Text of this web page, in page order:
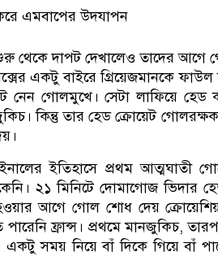
এমবাপের উদযাপন
থেকে দাপট দেখালেও তাদের আগে
একটু বাইরে গ্রিয়েজমানকে
নেন গোলমুখে। সেটা লাফিয়ে হেড
কিন্তু তার হেড ক্রোয়েট
ইতিহাসে প্রথম আত্মঘাতী
২১ মিনিটে দোমাগোজ ভিদার
আগে গোল শোধ দেয়
পারেনি ফ্রান্স। প্রথমে মানজুকিচ,
একটু সময় নিয়ে বাঁ দিকে গিয়ে বাঁ